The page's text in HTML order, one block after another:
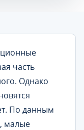
часть
Однако
По данным
малые